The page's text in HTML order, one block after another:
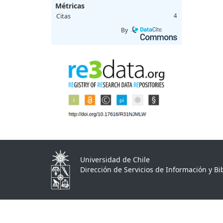
Métricas
Citas 4
By
Universidad de Chile
Dirección de Servicios de Información y